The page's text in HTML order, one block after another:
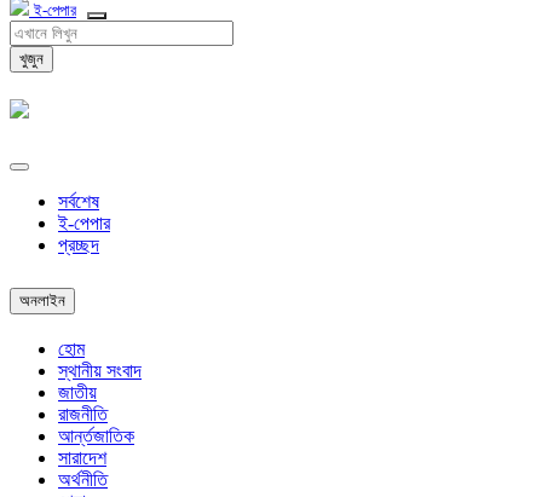
ই-পেপার
খুজুন
সর্বশেষ
ই-পেপার
প্রচ্ছদ
অনলাইন
হোম
স্থানীয় সংবাদ
জাতীয়
রাজনীতি
আর্ন্তজাতিক
সারাদেশ
অর্থনীতি